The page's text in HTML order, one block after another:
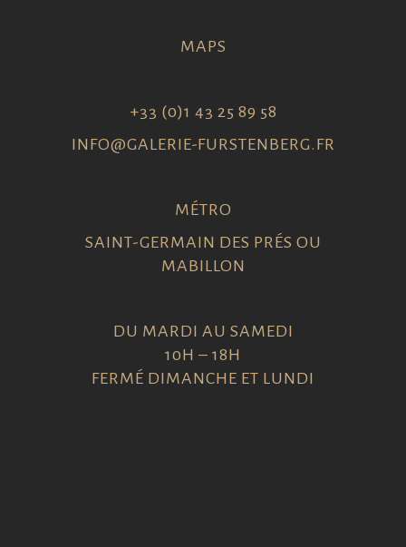
MAPS
+33 (0)1 43 25 89 58
INFO@GALERIE-FURSTENBERG.FR
MÉTRO
SAINT-GERMAIN DES PRÉS OU
MABILLON
DU MARDI AU SAMEDI
10H – 18H
FERMÉ DIMANCHE ET LUNDI